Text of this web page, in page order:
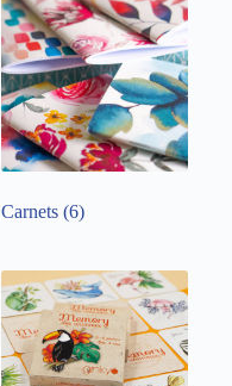
Carnets (6)